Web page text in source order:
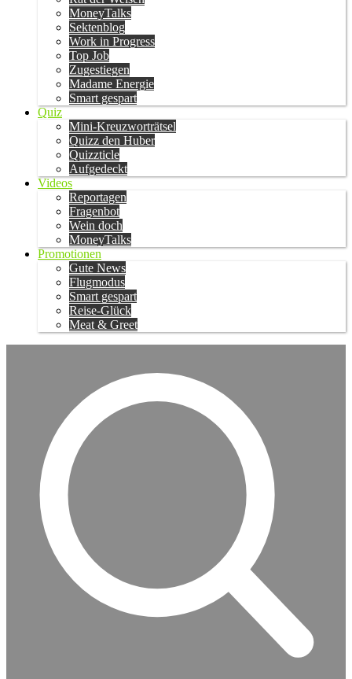
MoneyTalks
Sektenblog
Work in Progress
Top Job
Zugestiegen
Madame Energie
Smart gespart
Quiz
Mini-Kreuzworträtsel
Quizz den Huber
Quizzticle
Aufgedeckt
Videos
Reportagen
Fragenbot
Wein doch
MoneyTalks
Promotionen
Gute News
Flugmodus
Smart gespart
Reise-Glück
Meat & Greet